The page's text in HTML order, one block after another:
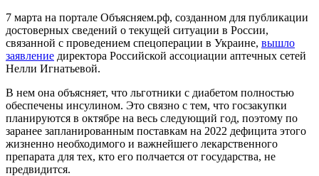
7 марта на портале Объясняем.рф, созданном для публикации
достоверных сведений о текущей ситуации в России,
связанной с проведением спецоперации в Украине, вышло
заявление директора Российской ассоциации аптечных сетей
Нелли Игнатьевой.
В нем она объясняет, что льготники с диабетом полностью
обеспечены инсулином. Это связно с тем, что госзакупки
планируются в октябре на весь следующий год, поэтому по
заранее запланированным поставкам на 2022 дефицита этого
жизненно необходимого и важнейшего лекарственного
препарата для тех, кто его полчается от государства, не
предвидится.